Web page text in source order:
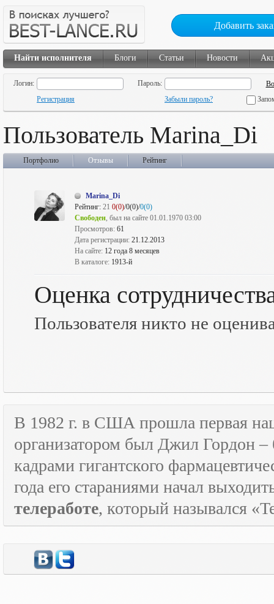
Добавить
Найти исполнителя Блоги Статьи Новости
Логин:
Пароль:
Регистрация
Забыли пароль?
Пользователь Marina_Di
Портфолио Отзывы Рейтинг
Marina_Di
Рейтинг: 21 0(0)/0(0)/0(0)
Свободен, был на сайте 01.01.1970 03:00
Просмотров: 61
Дата регистрации: 21.12.2013
На сайте: 12 года 8 месяцев
В каталоге: 1913-й
Оценка
Пользователя никто не
В 1982 г. в США прошла первая
организатором был Джил Гордон –
кадрами гигантского
года его стараниями начал
телеработе, который назывался «